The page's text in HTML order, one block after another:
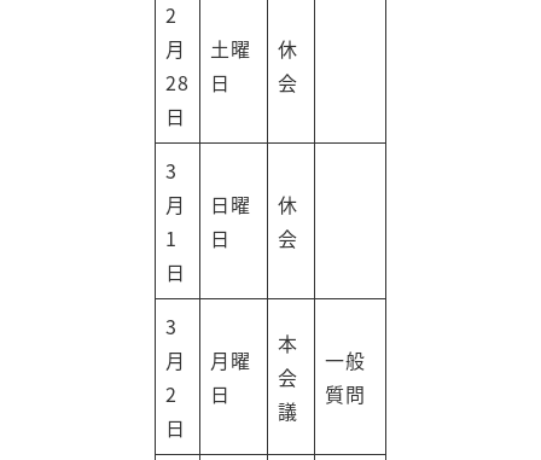
2
月
28
日
土曜
日
休
会
3
月
1
日
日曜
日
休
会
3
月
2
日
月曜
日
本
会
議
一般
質問